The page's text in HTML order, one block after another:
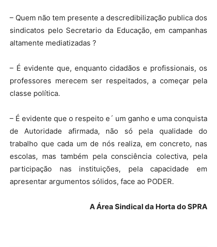
– Quem não tem presente a descredibilização publica dos
sindicatos pelo Secretario da Educação, em campanhas
altamente mediatizadas ?
– É evidente que, enquanto cidadãos e profissionais, os
professores merecem ser respeitados, a começar pela
classe política.
– É evidente que o respeito e´ um ganho e uma conquista
de Autoridade afirmada, não só pela qualidade do
trabalho que cada um de nós realiza, em concreto, nas
escolas, mas também pela consciência colectiva, pela
participação nas instituições, pela capacidade em
apresentar argumentos sólidos, face ao PODER.
A Área Sindical da Horta do SPRA